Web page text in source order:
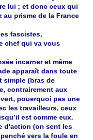
lui ; et donc ceux qui
au prisme de la France
fascistes,
chef qui va vous
incarner et même
apparaît dans toute
simple (bras de
contrairement aux
pouerquoi pas une
les travailleurs, ceux
est comme eux.
d'action (on sent les
vers la foule en